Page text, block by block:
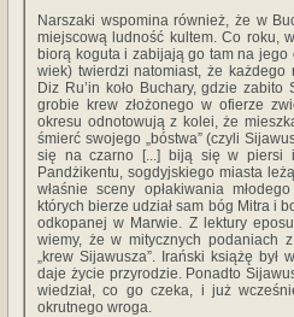
Narszaki wspomina również, że w
miejscową ludność kultem. Co roku,
biorą koguta i zabijają go tam na jego
wiek) twierdzi natomiast, że każdego
Diz Ru’in koło Buchary, gdzie
grobie krew złożonego w ofierze
okresu odnotowują z kolei, że
śmierć swojego „bóstwa” (czyli
się na czarno [...] biją się w piersi i
Pandżikentu, sogdyjskiego miasta
właśnie sceny opłakiwania
których bierze udział sam bóg Mitra i
odkopanej w Marwie. Z lektury
wiemy, że w mitycznych podaniach
„krew Sijawusza”. Irański książę
daje życie przyrodzie. Ponadto
wiedział, co go czeka, i już
okrutnego wroga.